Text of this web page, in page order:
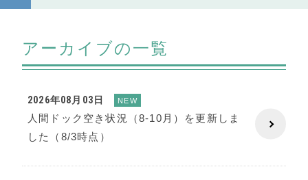
アーカイブの一覧
2026年08月03日 NEW
人間ドック空き状況（8-10月）を更新しま
した（8/3時点）